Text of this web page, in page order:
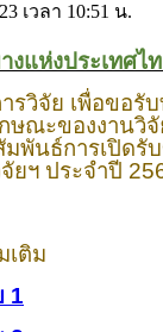
เวลา 10:51 น.
แห่งประเทศไ
ารวิจัย เพื่อข
ษณะของงานวิ
พันธ์การเปิดรั
ฯ ประจำปี
เติม
1